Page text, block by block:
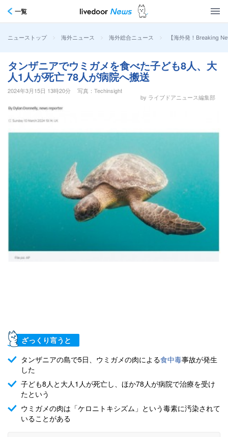
一覧
ニューストップ > 海外ニュース > 海外総合ニュース > 【海外発！Breaking
タンザニアでウミガメを食べた子ども8人、大
人1人が死亡 78人が病院へ搬送
2024年3月15日 13時20分
写真：Techinsight
by ライブドアニュース編集部
ざっくり言うと
タンザニアの島で5日、ウミガメの肉による食中毒事故が発生
した
子ども8人と大人1人が死亡し、ほか78人が病院で治療を受け
たという
ウミガメの肉は「ケロニトキシズム」という毒素に汚染されて
いることがある